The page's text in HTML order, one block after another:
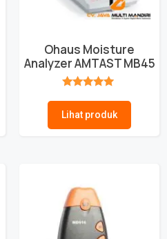
Ohaus Moisture
Analyzer AMTAST MB45
Lihat produk